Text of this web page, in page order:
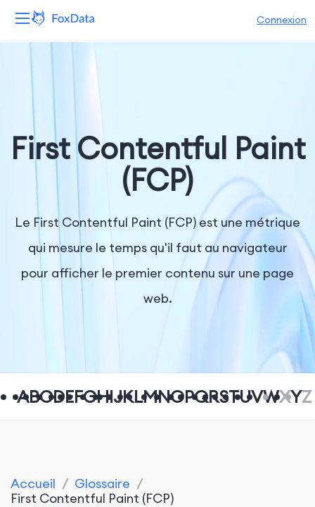
Connexion
Solutions
Ressources
Entreprise
First Contentful Paint
(FCP)
Le First Contentful Paint (FCP) est une métrique
qui mesure le temps qu'il faut au navigateur
pour afficher le premier contenu sur une page
web.
ABCDEFGHIJKLMNOPQRSTUVWXYZ
Accueil / Glossaire /
First Contentful Paint (FCP)